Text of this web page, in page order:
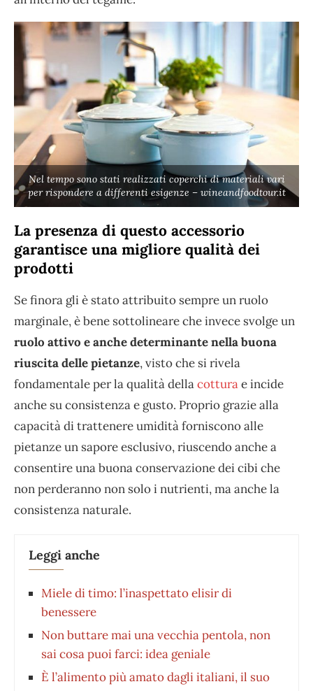
Nel tempo sono stati realizzati coperchi di materiali vari
per rispondere a differenti esigenze – wineandfoodtour.it
La presenza di questo accessorio
garantisce una migliore qualità dei
prodotti
Se finora gli è stato attribuito sempre un ruolo
marginale, è bene sottolineare che invece svolge un
ruolo attivo e anche determinante nella buona
riuscita delle pietanze, visto che si rivela
fondamentale per la qualità dellacotturae incide
anche su consistenza e gusto. Proprio grazie alla
capacità di trattenere umidità forniscono alle
pietanze un sapore esclusivo, riuscendo anche a
consentire una buona conservazione dei cibi che
non perderanno non solo i nutrienti, ma anche la
consistenza naturale.
Leggi anche
Miele di timo: l’inaspettato elisir di
benessere
Non buttare mai una vecchia pentola, non
sai cosa puoi farci: idea geniale
È l’alimento più amato dagli italiani, il suo